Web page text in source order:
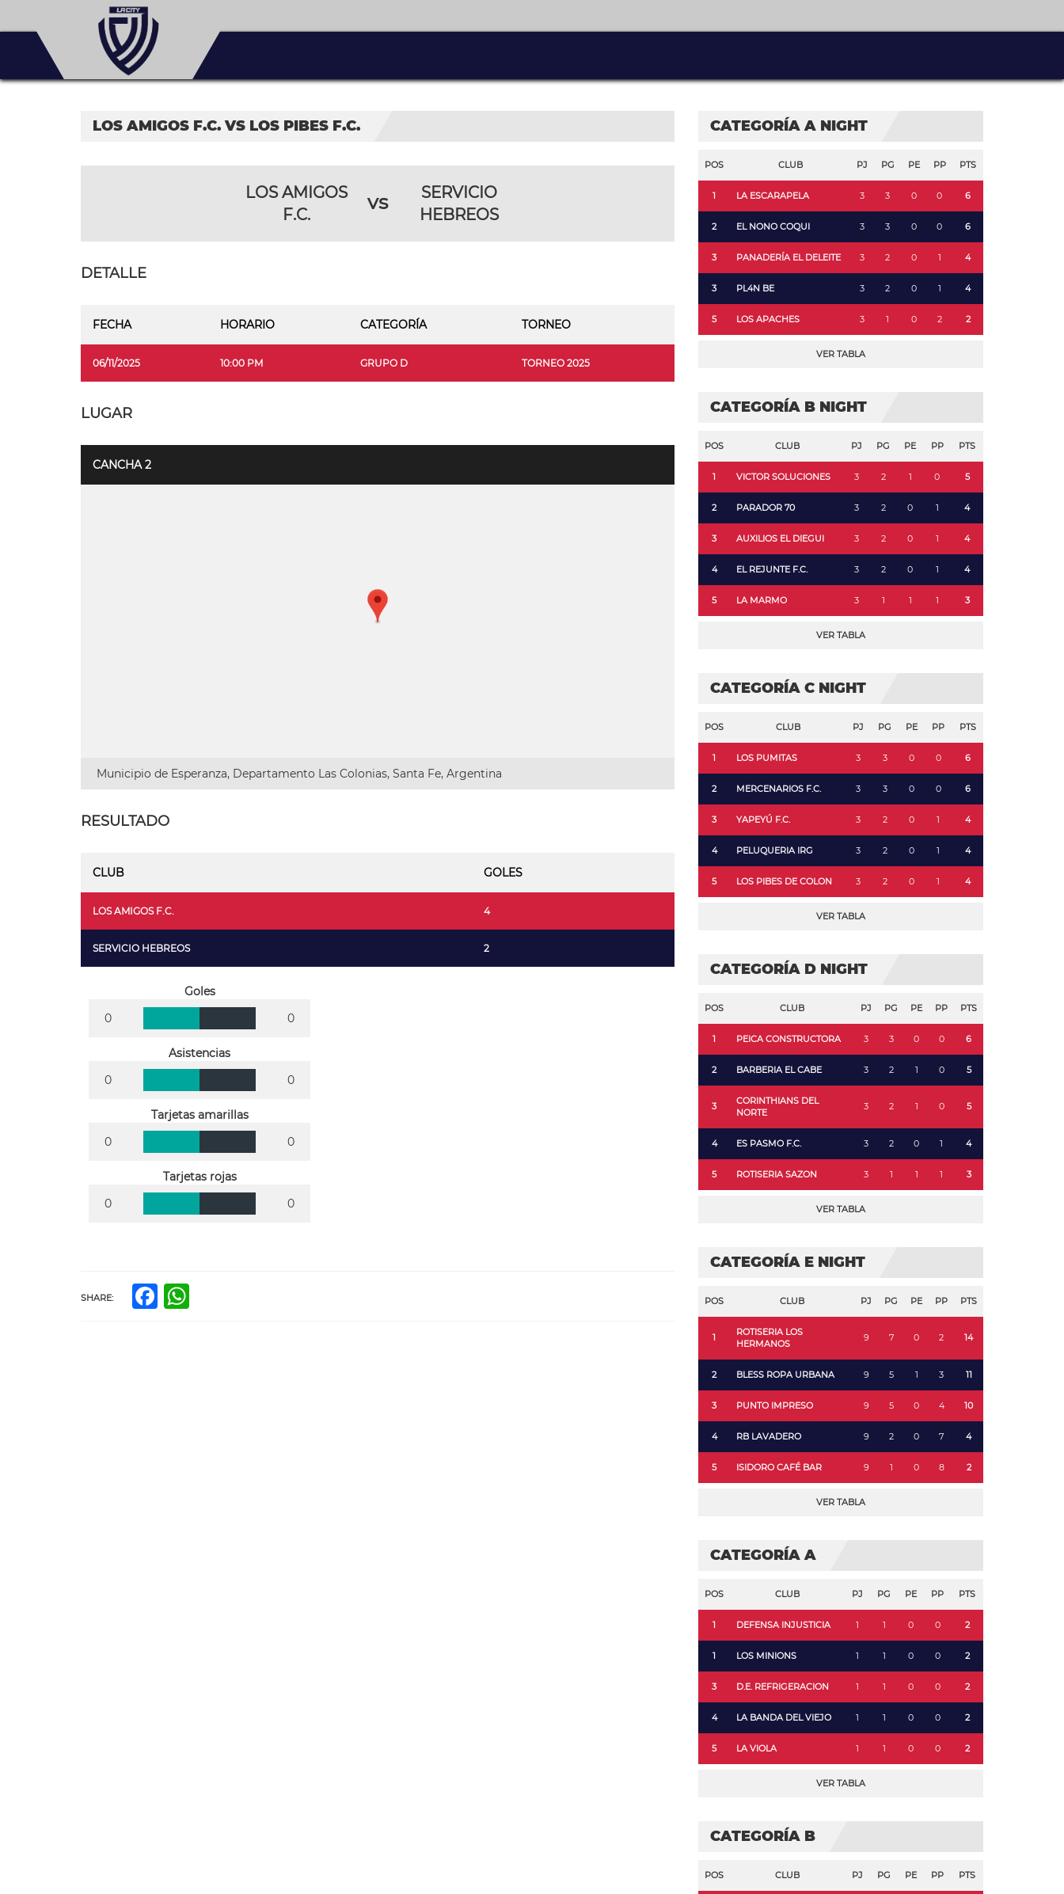
LOS AMIGOS F.C. VS LOS PIBES F.C.
LOS AMIGOS
F.C.
vs
SERVICIO
HEBREOS
DETALLE
FECHA HORARIO CATEGORÍA TORNEO
06/11/2025 10:00 PM GRUPO D TORNEO 2025
LUGAR
CANCHA 2
Municipio de Esperanza, Departamento Las Colonias, Santa Fe, Argentina
RESULTADO
CLUB GOLES
LOS AMIGOS F.C. 4
SERVICIO HEBREOS 2
Goles
0
0
Asistencias
0
0
Tarjetas amarillas
0
0
Tarjetas rojas
0
0
SHARE: Facebook
CATEGORÍA A NIGHT
POS CLUB PJ PG PE PP PTS
1 LA ESCARAPELA 3 3 0 0 6
2 EL NONO COQUI 3 3 0 0 6
3 PANADERÍA EL DELEITE 3 2 0 1 4
3 PL4N BE 3 2 0 1 4
5 LOS APACHES 3 1 0 2 2
VER TABLA
CATEGORÍA B NIGHT
POS CLUB PJ PG PE PP PTS
1 VICTOR SOLUCIONES 3 2 1 0 5
2 PARADOR 70 3 2 0 1 4
3 AUXILIOS EL DIEGUI 3 2 0 1 4
4 EL REJUNTE F.C. 3 2 0 1 4
5 LA MARMO 3 1 1 1 3
VER TABLA
CATEGORÍA C NIGHT
POS CLUB PJ PG PE PP PTS
1 LOS PUMITAS 3 3 0 0 6
2 MERCENARIOS F.C. 3 3 0 0 6
3 YAPEYÚ F.C. 3 2 0 1 4
4 PELUQUERIA IRG 3 2 0 1 4
5 LOS PIBES DE COLON 3 2 0 1 4
VER TABLA
CATEGORÍA D NIGHT
POS CLUB PJ PG PE PP PTS
1 PEICA CONSTRUCTORA 3 3 0 0 6
2 BARBERIA EL CABE 3 2 1 0 5
3
CORINTHIANS DEL
NORTE
3 2 1 0 5
4 ES PASMO F.C. 3 2 0 1 4
5 ROTISERIA SAZON 3 1 1 1 3
VER TABLA
CATEGORÍA E NIGHT
POS CLUB PJ PG PE PP PTS
1
ROTISERIA LOS
HERMANOS
9 7 0 2 14
2 BLESS ROPA URBANA 9 5 1 3 11
3 PUNTO IMPRESO 9 5 0 4 10
4 RB LAVADERO 9 2 0 7 4
5 ISIDORO CAFÉ BAR 9 1 0 8 2
VER TABLA
CATEGORÍA A
POS CLUB PJ PG PE PP PTS
1 DEFENSA INJUSTICIA 1 1 0 0 2
1 LOS MINIONS 1 1 0 0 2
3 D.E. REFRIGERACION 1 1 0 0 2
4 LA BANDA DEL VIEJO 1 1 0 0 2
5 LA VIOLA 1 1 0 0 2
VER TABLA
CATEGORÍA B
POS CLUB PJ PG PE PP PTS